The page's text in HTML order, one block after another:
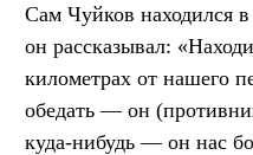
Сам Чуйков находился
он рассказывал:
километрах от нашего
обедать — он
куда-нибудь — он нас